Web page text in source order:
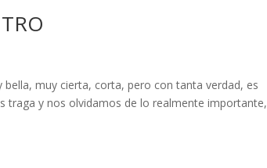
muy cierta, corta, pero con tanta verdad, es
traga y nos olvidamos de lo realmente importante,